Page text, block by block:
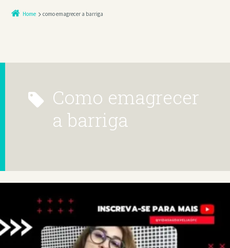
Home como emagrecer a barriga
como emagrecer
a barriga